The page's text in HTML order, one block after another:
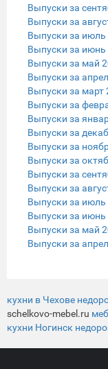
Выпуски за
Выпуски за
Выпуски за июль
Выпуски за июнь
Выпуски за май
Выпуски за
Выпуски за март
Выпуски за
Выпуски за
Выпуски за
Выпуски за
Выпуски за
Выпуски за
Выпуски за
Выпуски за июль
Выпуски за июнь
Выпуски за май
Выпуски за
кухни в Чехове
schelkovo-mebel.ru
кухни Ногинск